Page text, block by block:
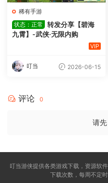
稀有手游
状态：正常
转发分享【碧海
九霄】-武侠·无限内购
VIP
叮当 2026-06-15
评论 0
请先
叮当游侠提供各类游戏下载，资源软
下载次数，每周不定